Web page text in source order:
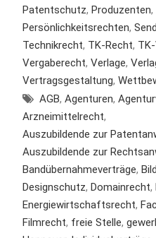
Patentschutz, Produzenten,
Persönlichkeitsrechten,
Technikrecht, TK-Recht,
Vergaberecht, Verlage,
Vertragsgestaltung,
AGB, Agenturen,
Arzneimittelrecht,
Auszubildende zur
Auszubildende zur
Bandübernahmeverträge,
Designschutz, Domainrecht,
Energiewirtschaftsrecht,
Filmrecht, freie Stelle,